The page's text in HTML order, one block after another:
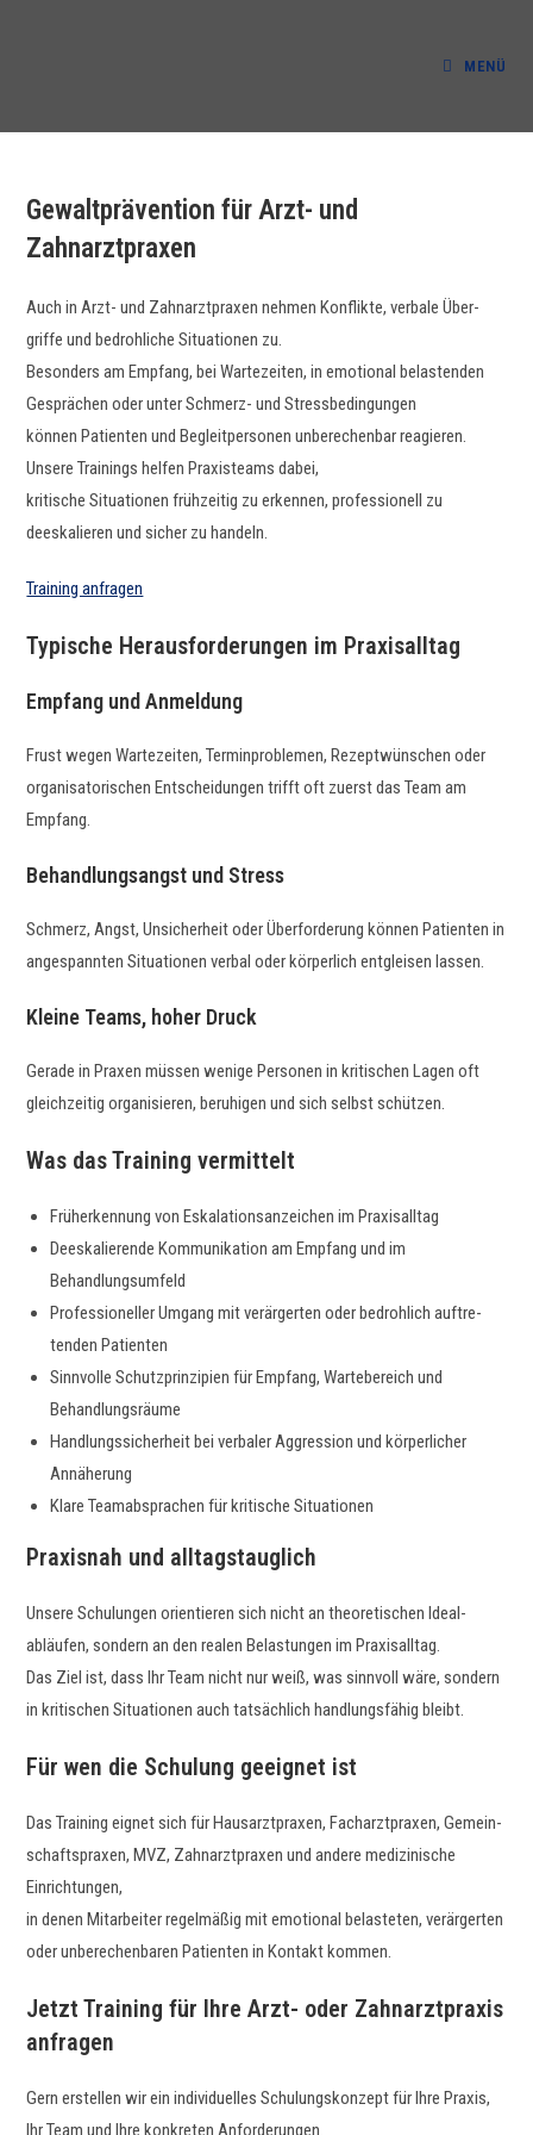
MENÜ
Gewaltprävention für Arzt- und
Zahnarztpraxen
Auch in Arzt- und Zah­narzt­prax­en nehmen Kon­flik­te, ver­bale Über­
griffe und bedrohliche Sit­u­a­tio­nen zu.
Beson­ders am Emp­fang, bei Wartezeit­en, in emo­tion­al belas­ten­den
Gesprächen oder unter Schmerz- und Stressbedingungen
kön­nen Patien­ten und Begleit­per­so­n­en unberechen­bar reagieren.
Unsere Train­ings helfen Prax­is­teams dabei,
kri­tis­che Sit­u­a­tio­nen frühzeit­ig zu erken­nen, pro­fes­sionell zu
deeskalieren und sich­er zu handeln.
Train­ing anfragen
Typische Herausforderungen im Praxisalltag
Empfang und Anmeldung
Frust wegen Wartezeit­en, Ter­min­prob­le­men, Rezeptwün­schen oder
organ­isatorischen Entschei­dun­gen trifft oft zuerst das Team am
Empfang.
Behandlungsangst und Stress
Schmerz, Angst, Unsicher­heit oder Über­forderung kön­nen Patien­ten in
anges­pan­nten Sit­u­a­tio­nen ver­bal oder kör­per­lich ent­gleisen lassen.
Kleine Teams, hoher Druck
Ger­ade in Prax­en müssen wenige Per­so­n­en in kri­tis­chen Lagen oft
gle­ichzeit­ig organ­isieren, beruhi­gen und sich selb­st schützen.
Was das Training vermittelt
Früherken­nung von Eskala­tion­sanze­ichen im Praxisalltag
Deeskalierende Kom­mu­nika­tion am Emp­fang und im
Behandlungsumfeld
Pro­fes­sioneller Umgang mit verärg­erten oder bedrohlich auftre­
tenden Patienten
Sin­nvolle Schutzprinzip­i­en für Emp­fang, Warte­bere­ich und
Behandlungsräume
Hand­lungssicher­heit bei ver­baler Aggres­sion und kör­per­lich­er
Annäherung
Klare Team­ab­sprachen für kri­tis­che Situationen
Praxisnah und alltagstauglich
Unsere Schu­lun­gen ori­en­tieren sich nicht an the­o­retis­chen Ide­al­
abläufen, son­dern an den realen Belas­tun­gen im Praxisalltag.
Das Ziel ist, dass Ihr Team nicht nur weiß, was sin­nvoll wäre, son­dern
in kri­tis­chen Sit­u­a­tio­nen auch tat­säch­lich hand­lungs­fähig bleibt.
Für wen die Schulung geeignet ist
Das Train­ing eignet sich für Hausarzt­prax­en, Facharzt­prax­en, Gemein­
schaft­sprax­en, MVZ, Zah­narzt­prax­en und andere medi­zinis­che
Einrichtungen,
in denen Mitar­beit­er regelmäßig mit emo­tion­al belasteten, verärg­erten
oder unberechen­baren Patien­ten in Kon­takt kommen.
Jetzt Training für Ihre Arzt- oder Zahnarztpraxis
anfragen
Gern erstellen wir ein indi­vidu­elles Schu­lungskonzept für Ihre Prax­is,
Ihr Team und Ihre konkreten Anforderungen.